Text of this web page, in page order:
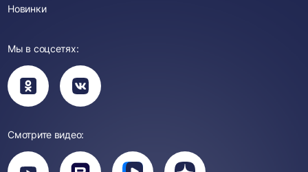
Новинки
Мы в соцсетях:
Вы
перейдете
в
группу
Вы
перейдете
в
группу
Смотрите видео:
Вы
перейдете